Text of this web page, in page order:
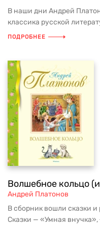
В наши дни Андрей
классика русской
ПОДРОБНЕЕ
Волшебное кольцо
Андрей Платонов
В сборник вошли сказки
Сказки — «Умная